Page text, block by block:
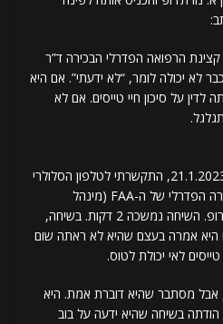
הרפואה הפדרלי הבכירה ד”ר
לא יכולה לומר, “לא ידעתי”. אם היא
על סיכון חיי טייסים. אם לא
בשעה 10:15 בבוקר ביום שבת 21.1.2023, התקשרתי לטלפון הסלולרי
הפרטי של קצינת הרפואה הבכירה הפדרלי של ה-FAA (מינהל
התעופה הפדרלי) ד”ר סוזן נורת’רופ. השיחה נמשכה 2 דקות. בשיחה,
היא אמרה בעצם שהיא לא ראתה שום
לאי יכולת לטוס.
מסתבר שהיא דוברת אמת. היא
בשיחה שהיא ידעה על בוב